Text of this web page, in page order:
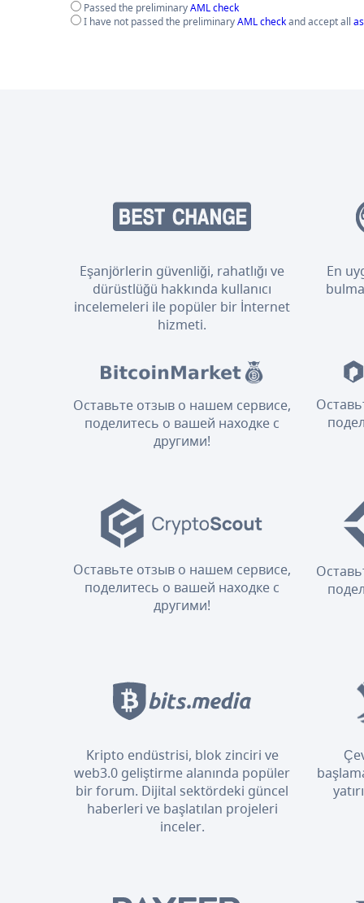
Passed the preliminaryAML check
I have not passed the preliminaryAML checkand accept all
Eşanjörlerin güvenliği, rahatlığı ve
dürüstlüğü hakkında kullanıcı
incelemeleri ile popüler bir İnternet
hizmeti.
En
Оставьте отзыв о нашем сервисе,
поделитесь о вашей находке с
другими!
Оставьте отзыв о нашем сервисе,
поделитесь о вашей находке с
другими!
Kripto endüstrisi, blok zinciri ve
web3.0 geliştirme alanında popüler
bir forum. Dijital sektördeki güncel
haberleri ve başlatılan projeleri
inceler.